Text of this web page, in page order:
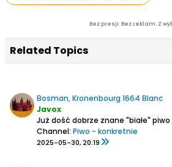
Bez presji. Bez reklam. Z
Related Topics
Bosman, Kronenbourg 1664 Blanc
Javox
Już dość dobrze znane "białe"
Channel: Piwo - konkretnie
2025-05-30, 20:19